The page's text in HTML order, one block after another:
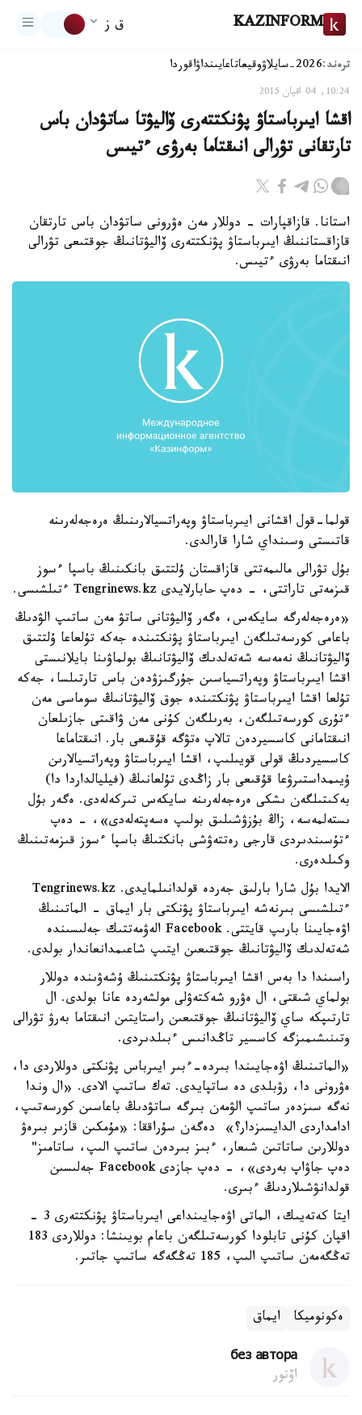
KAZINFORM ق ز
ترەند:2026-سايلاۋ وقيعاتاعايىنداۋاقوردا
10:24, 04 اقپان 2015
اقشا ايىرباستاۋ پۋنكتتەرى ۆاليۋتا ساتۋدان باس
تارتقانى تۋرالى انىقتاما بەرۋى ءتيىس
استانا. قازاقپارات - دوللار مەن ەۋرونى ساتۋدان باس تارتقان
قازاقستاننىڭ ايىرباستاۋ پۋنكتتەرى ۆاليۋتانىڭ جوقتىعى تۋرالى
انىقتاما بەرۋى ءتيىس.
قولما-قول اقشانى ايىرباستاۋ وپەراتسيالارىنىڭ ەرەجەلەرىنە
قاتىستى وسىنداي شارا قارالدى.
بۇل تۋرالى مالىمەتتى قازاقستان ۇلتتىق بانكىنىڭ باسپا ءسوز
قىزمەتى تاراتتى، - دەپ حابارلايدى Tengrinews.kz ءتىلشىسى.
«ەرەجەلەرگە سايكەس، ەگەر ۆاليۋتانى ساتۋ مەن ساتىپ الۋدىڭ
باعامى كورسەتىلگەن ايىرباستاۋ پۋنكتىندە جەكە تۇلعاعا ۇلتتىق
ۆاليۋتانىڭ نەمەسە شەتەلدىك ۆاليۋتانىڭ بولماۋىنا بايلانىستى
اقشا ايىرباستاۋ وپەراتسياسىن جۇرگىزۋدەن باس تارتىلسا، جەكە
تۇلعا اقشا ايىرباستاۋ پۋنكتىندە جوق ۆاليۋتانىڭ سوماسى مەن
ءتۇرى كورسەتىلگەن، بەرىلگەن كۇنى مەن ۋاقىتى جازىلعان
انىقتامانى كاسسيردەن تالاپ ەتۋگە قۇقىعى بار. انىقتاماعا
كاسسيردىڭ قولى قويىلىپ، اقشا ايىرباستاۋ وپەراتسيالارىن
ۇيىمداستىرۋعا قۇقىعى بار زاڭدى تۇلعانىڭ (فيليالداردا دا)
بەكىتىلگەن ىشكى ەرەجەلەرىنە سايكەس تىركەلەدى. ەگەر بۇل
ىستەلمەسە، زاڭ بۇزۋشىلىق بولىپ ەسەپتەلەدى»، - دەپ
ءتۇسىندىردى قارجى رەتتەۋشى بانكتىڭ باسپا ءسوز قىزمەتىنىڭ
وكىلدەرى.
الايدا بۇل شارا بارلىق جەردە قولدانىلمايدى. Tengrinews.kz
ءتىلشىسى بىرنەشە ايىرباستاۋ پۋنكتى بار ايماق - الماتىنىڭ
اۋەجايىنا بارىپ قايتتى. Facebook الەۋمەتتىك جەلىسىندە
شەتەلدىك ۆاليۋتانىڭ جوقتىعىن ايتىپ شاعىمدانعاندار بولدى.
راسىندا دا بەس اقشا ايىرباستاۋ پۋنكتىنىڭ ۇشەۋىندە دوللار
بولماي شىقتى، ال ەۋرو شەكتەۋلى مولشەردە عانا بولدى. ال
تارتىپكە ساي ۆاليۋتانىڭ جوقتىعىن راستايتىن انىقتاما بەرۋ تۋرالى
وتىنىشىمىزگە كاسسير تاڭدانىس ءبىلدىردى.
«الماتىنىڭ اۋەجايىندا بىردە-ءبىر ايىرباس پۋنكتى دوللاردى دا،
ەۋرونى دا، رۋبلدى دە ساتپايدى. تەك ساتىپ الادى. «ال وندا
نەگە سىزدەر ساتىپ الۋمەن بىرگە ساتۋدىڭ باعاسىن كورسەتىپ،
ادامداردى الدايسىزدار؟» دەگەن سۇراققا: «مۇمكىن قازىر بىرەۋ
دوللارىن ساتاتىن شىعار، ءبىز بىردەن ساتىپ الىپ، ساتامىز"
دەپ جاۋاپ بەردى»، - دەپ جازدى Facebook جەلىسىن
قولدانۋشىلاردىڭ ءبىرى.
ايتا كەتەيىك، الماتى اۋەجايىنداعى ايىرباستاۋ پۋنكتتەرى 3 -
اقپان كۇنى تابلودا كورسەتىلگەن باعام بويىنشا: دوللاردى 183
تەڭگەمەن ساتىپ الىپ، 185 تەڭگەگە ساتىپ جاتىر.
ەكونوميكا ايماق
без автора
اۆتور